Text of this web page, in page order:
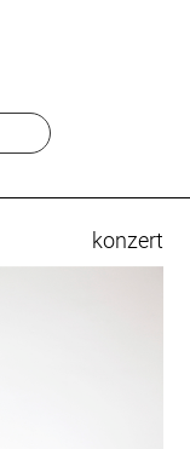
konzert